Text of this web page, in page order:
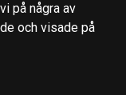
på några av
och visade på